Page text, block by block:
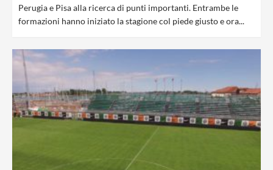
Perugia e Pisa alla ricerca di punti importanti. Entrambe le
formazioni hanno iniziato la stagione col piede giusto e ora...